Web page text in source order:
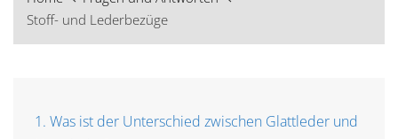
Stoff- und Lederbezüge
1. Was ist der Unterschied zwischen Glattleder und